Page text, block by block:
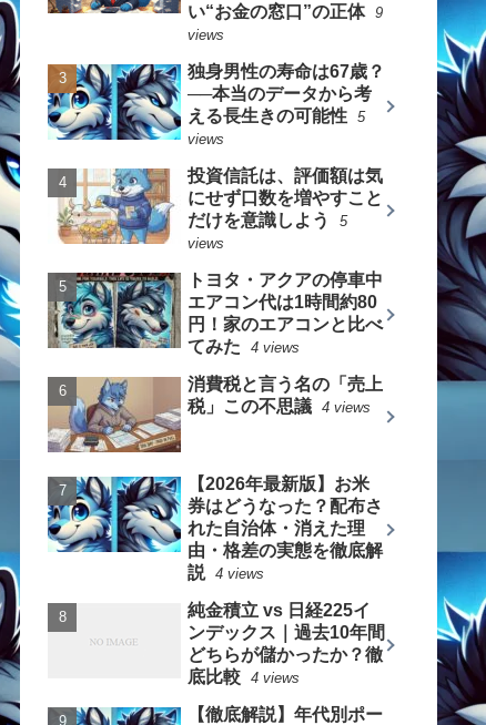
い“お金の窓口”の正体 9
views
独身男性の寿命は67歳？
──本当のデータから考
える長生きの可能性 5
views
投資信託は、評価額は気
にせず口数を増やすこと
だけを意識しよう
5
views
トヨタ・アクアの停車中
エアコン代は1時間約80
円！家のエアコンと比べ
てみた
4 views
消費税と言う名の「売上
税」この不思議 4 views
【2026年最新版】お米
券はどうなった？配布さ
れた自治体・消えた理
由・格差の実態を徹底解
説 4 views
純金積立 vs 日経225イ
ンデックス｜過去10年間
どちらが儲かったか？徹
底比較 4 views
【徹底解説】年代別ポー